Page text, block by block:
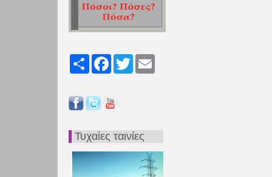
Share FacebookTwitter
Τυχαίες ταινίες